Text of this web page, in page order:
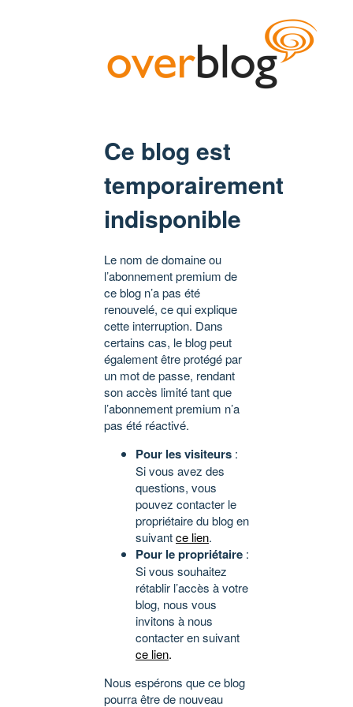
Ce blog est
temporairement
indisponible
Le nom de domaine ou
l’abonnement premium de
ce blog n’a pas été
renouvelé, ce qui explique
cette interruption. Dans
certains cas, le blog peut
également être protégé par
un mot de passe, rendant
son accès limité tant que
l’abonnement premium n’a
pas été réactivé.
Pour les visiteurs :
Si vous avez des
questions, vous
pouvez contacter le
propriétaire du blog en
suivantce lien.
Pour le propriétaire :
Si vous souhaitez
rétablir l’accès à votre
blog, nous vous
invitons à nous
contacter en suivant
ce lien.
Nous espérons que ce blog
pourra être de nouveau